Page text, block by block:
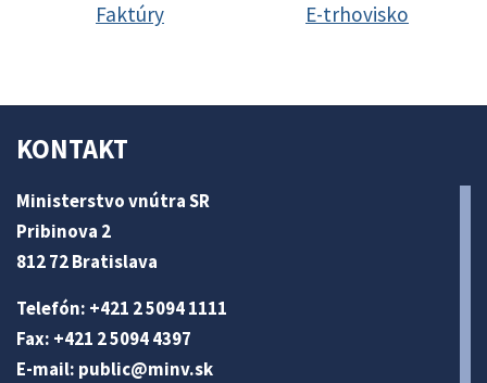
Faktúry E-trhovisko
KONTAKT
Ministerstvo vnútra SR
Pribinova 2
812 72 Bratislava
Telefón: +421 2 5094 1111
Fax: +421 2 5094 4397
E-mail: public@minv.sk